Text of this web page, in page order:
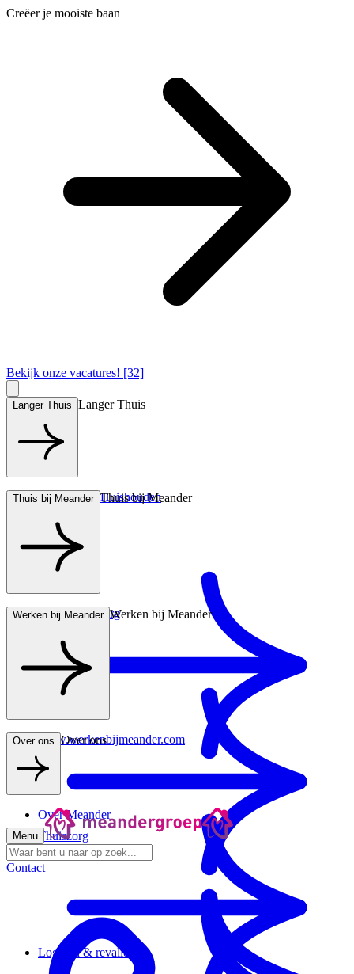
Creëer je mooiste baan
Bekijk onze vacatures! [32]
Langer Thuis Langer Thuis
Hulp bij het Huishouden
Thuiszorg
Thuis bij Meander Thuis bij Meander
Wonen met zorg
Logeren & revalideren
Werken bij Meander Werken bij Meander
www.werkenbijmeander.com
Over ons Over ons
Over Meander
Menu
Contact